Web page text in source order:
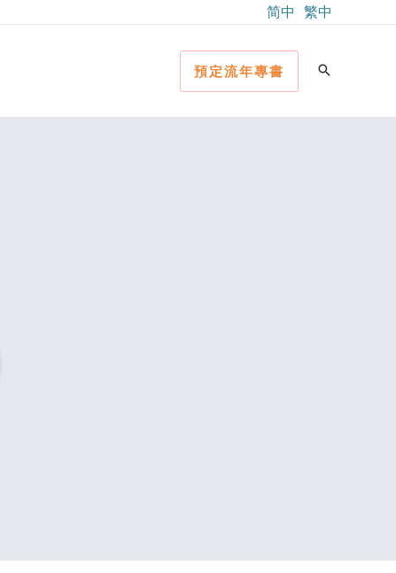
简中 繁中
預定流年專書